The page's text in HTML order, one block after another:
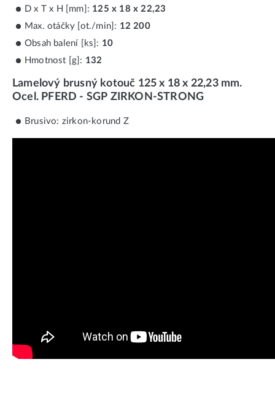
D x T x H [mm]: 125 x 18 x 22,23
Max. otáčky [ot./min]: 12 200
Obsah balení [ks]: 10
Hmotnost [g]: 132
Lamelový brusný kotouč 125 x 18 x 22,23 mm.
Ocel. PFERD - SGP ZIRKON-STRONG
Brusivo: zirkon-korund Z